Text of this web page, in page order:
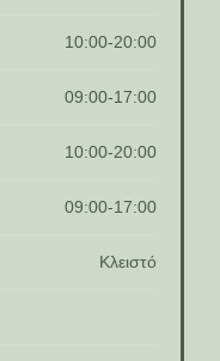
10:00-20:00
09:00-17:00
10:00-20:00
09:00-17:00
Κλειστό